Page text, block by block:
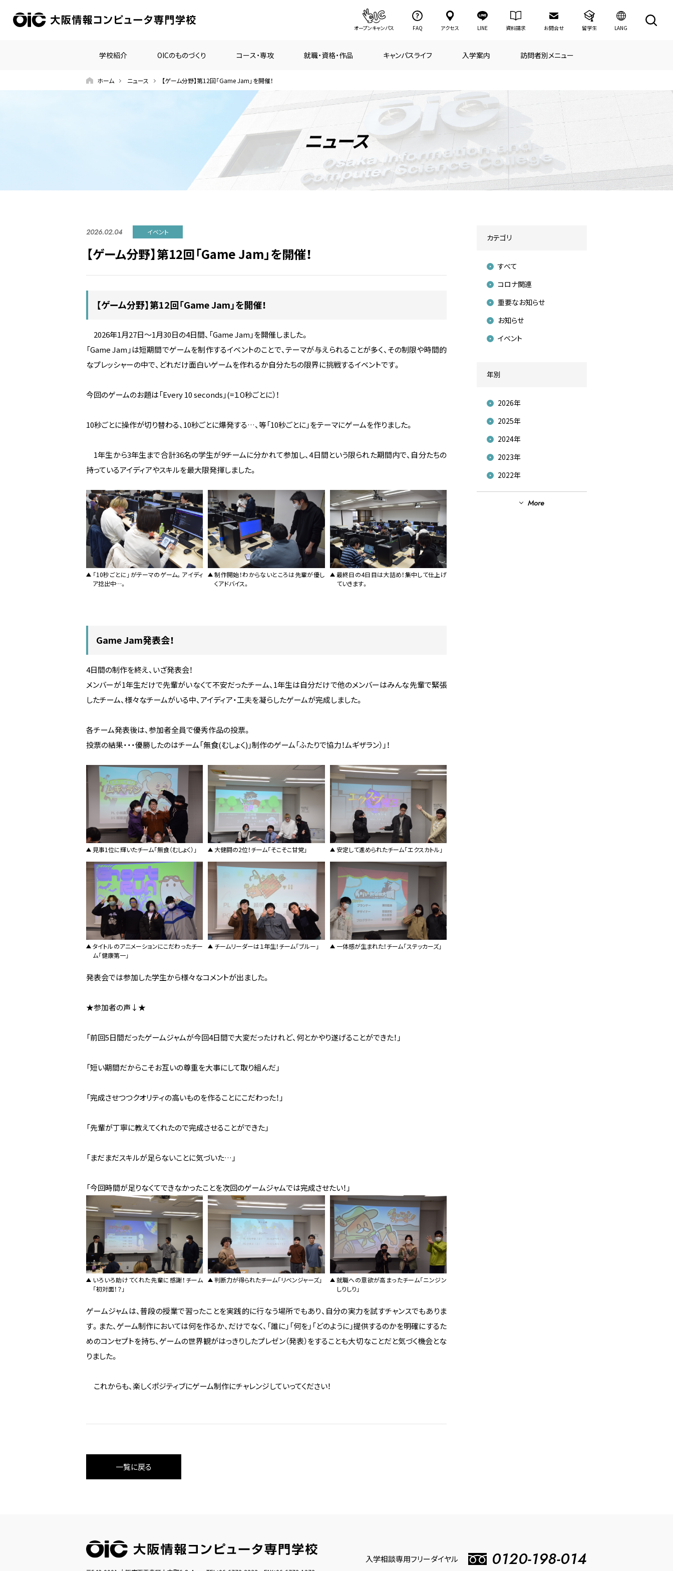
オープンキャンパス FAQ アクセス LINE 資料請求 お問合せ 留学生 LANG
学校紹介 OICのものづくり コース・専攻 就職・資格・作品 キャンパスライフ 入学案内 訪問者別メニュー
ホーム ニュース 【ゲーム分野】第12回「Game Jam」を開催！
ニュース
2026.02.04 イベント
【ゲーム分野】第12回「Game Jam」を開催！
【ゲーム分野】第12回「Game Jam」を開催！
2026年1月27日～1月30日の4日間、「Game Jam」を開催しました。
「Game Jam」は短期間でゲームを制作するイベントのことで、テーマが与えられることが多く、その制限や時間的
なプレッシャーの中で、どれだけ面白いゲームを作れるか自分たちの限界に挑戦するイベントです。
今回のゲームのお題は「Every 10 seconds」(=１０秒ごとに）！
10秒ごとに操作が切り替わる、10秒ごとに爆発する…、等「10秒ごとに」をテーマにゲームを作りました。
1年生から3年生まで合計36名の学生が9チームに分かれて参加し、4日間という限られた期間内で、自分たちの
持っているアイディアやスキルを最大限発揮しました。
「10秒ごとに」がテーマのゲーム。アイディ
ア捻出中…。
制作開始！わからないところは先輩が優し
くアドバイス。
最終日の4日目は大詰め！集中して仕上げ
ていきます。
Game Jam発表会！
4日間の制作を終え、いざ発表会！
メンバーが1年生だけで先輩がいなくて不安だったチーム、1年生は自分だけで他のメンバーはみんな先輩で緊張
したチーム、様々なチームがいる中、アイディア・工夫を凝らしたゲームが完成しました。
各チーム発表後は、参加者全員で優秀作品の投票。
投票の結果・・・優勝したのはチーム「無食(むしょく)」制作のゲーム「ふたりで協力！ムギザラン）」！
見事1位に輝いたチーム「無食（むしょく）」 大健闘の2位！チーム「そこそこ甘党」 安定して進められたチーム「エクスカトル」
発表会では参加した学生から様々なコメントが出ました。
★参加者の声↓★
「前回5日間だったゲームジャムが今回4日間で大変だったけれど、何とかやり遂げることができた！」
「短い期間だからこそお互いの尊重を大事にして取り組んだ」
「完成させつつクオリティの高いものを作ることにこだわった！」
「先輩が丁寧に教えてくれたので完成させることができた」
「まだまだスキルが足らないことに気づいた…」
「今回時間が足りなくてできなかったことを次回のゲームジャムでは完成させたい！」
タイトルのアニメーションにこだわったチー
ム「健康第一」
チームリーダーは１年生！チーム「ブルー」 一体感が生まれた！チーム「ステッカーズ」
ゲームジャムは、普段の授業で習ったことを実践的に行なう場所でもあり、自分の実力を試すチャンスでもありま
す。また、ゲーム制作においては何を作るか、だけでなく、「誰に」「何を」「どのように」提供するのかを明確にするた
めのコンセプトを持ち、ゲームの世界観がはっきりしたプレゼン（発表）をすることも大切なことだと気づく機会とな
りました。
これからも、楽しくポジティブにゲーム制作にチャレンジしていってください！
いろいろ助けてくれた先輩に感謝！チーム
「初対面！？」
判断力が得られたチーム「リベンジャーズ」
就職への意欲が高まったチーム「ニンジン
しりしり」
一覧に戻る
カテゴリ
すべて
コロナ関連
重要なお知らせ
お知らせ
イベント
年別
2026年
2025年
2024年
2023年
2022年
2021年
More
入学相談専用フリーダイヤル 0120-198-014